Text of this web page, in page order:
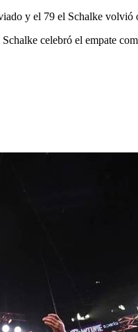
y el 79 el Schalke
celebró el empate